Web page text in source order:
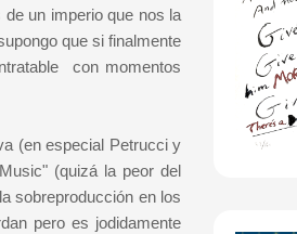
un imperio que nos la
que si finalmente
con momentos
(en especial Petrucci y
(quizá la peor del
sobreproducción en los
pero es jodidamente